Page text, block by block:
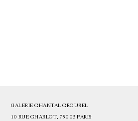
GALERIE CHANTAL CROUSEL
10 RUE CHARLOT, 75003 PARIS